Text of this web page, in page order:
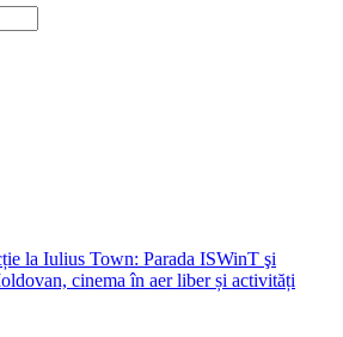
la Iulius Town: Parada ISWinT şi
cinema în aer liber și activități